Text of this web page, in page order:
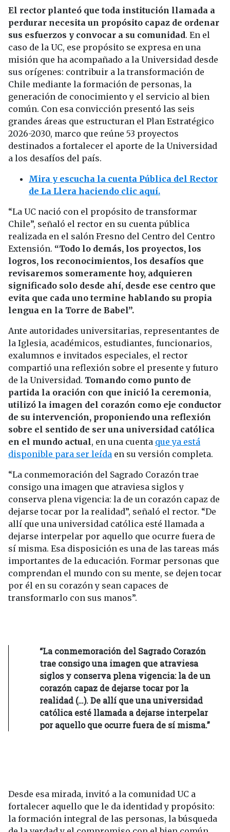
El rector planteó que toda institución llamada a
perdurar necesita un propósito capaz de ordenar
sus esfuerzos y convocar a su comunidad. En el
caso de la UC, ese propósito se expresa en una
misión que ha acompañado a la Universidad desde
sus orígenes: contribuir a la transformación de
Chile mediante la formación de personas, la
generación de conocimiento y el servicio al bien
común. Con esa convicción presentó las seis
grandes áreas que estructuran el Plan Estratégico
2026-2030, marco que reúne 53 proyectos
destinados a fortalecer el aporte de la Universidad
a los desafíos del país.
Mira y escucha la cuenta Pública del Rector
de La Llera haciendo clic aquí.
“La UC nació con el propósito de transformar
Chile”, señaló el rector en su cuenta pública
realizada en el salón Fresno del Centro del Centro
Extensión. “Todo lo demás, los proyectos, los
logros, los reconocimientos, los desafíos que
revisaremos someramente hoy, adquieren
significado solo desde ahí, desde ese centro que
evita que cada uno termine hablando su propia
lengua en la Torre de Babel”.
Ante autoridades universitarias, representantes de
la Iglesia, académicos, estudiantes, funcionarios,
exalumnos e invitados especiales, el rector
compartió una reflexión sobre el presente y futuro
de la Universidad. Tomando como punto de
partida la oración con que inició la ceremonia,
utilizó la imagen del corazón como eje conductor
de su intervención, proponiendo una reflexión
sobre el sentido de ser una universidad católica
en el mundo actual, en una cuenta que ya está
disponible para ser leída en su versión completa.
“La conmemoración del Sagrado Corazón trae
consigo una imagen que atraviesa siglos y
conserva plena vigencia: la de un corazón capaz de
dejarse tocar por la realidad”, señaló el rector. “De
allí que una universidad católica esté llamada a
dejarse interpelar por aquello que ocurre fuera de
sí misma. Esa disposición es una de las tareas más
importantes de la educación. Formar personas que
comprendan el mundo con su mente, se dejen tocar
por él en su corazón y sean capaces de
transformarlo con sus manos”.
“La conmemoración del Sagrado Corazón
trae consigo una imagen que atraviesa
siglos y conserva plena vigencia: la de un
corazón capaz de dejarse tocar por la
realidad (…). De allí que una universidad
católica esté llamada a dejarse interpelar
por aquello que ocurre fuera de sí misma.”
Desde esa mirada, invitó a la comunidad UC a
fortalecer aquello que le da identidad y propósito:
la formación integral de las personas, la búsqueda